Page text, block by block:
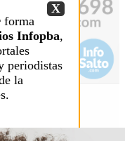
X
forma
Infopba,
periodistas
la